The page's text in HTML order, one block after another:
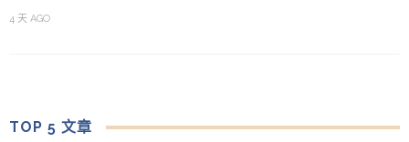
4 天 AGO
TOP 5 文章